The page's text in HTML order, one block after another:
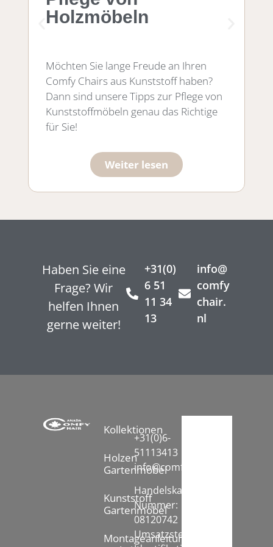
Holzmöbeln
Möchten Sie lange Freude an Ihren
Comfy Chairs aus Kunststoff haben?
Dann sind unsere Tipps zur Pflege von
Kunststoffmöbeln genau das Richtige
für Sie!
Weiter lesen
Haben Sie eine
Frage? Wir
helfen Ihnen
gerne weiter!
+31(0)
6 51
11 34
13
info@
comfy
chair.
nl
Kollektionen
Holzen
Gartenmöbel
Kunststoff
Gartenmöbel
Montageanleitung
+31(0)6-
51113413
info@comfychair.nl
Handelskammer
Nummer:
08120742
Umsatzsteuer-